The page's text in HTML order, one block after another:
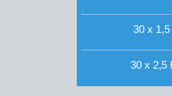
30 x
30 x 2,5